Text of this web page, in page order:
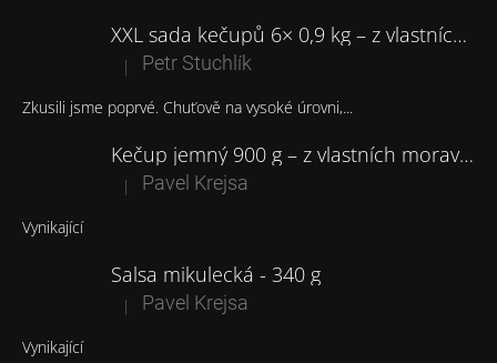
XXL sada kečupů 6× 0,9 kg – z vlastních moravských rajčat
Hodnocení produktu je 5 z 5 hvězdiček.
| Petr Stuchlík
Zkusili jsme poprvé. Chuťově na vysoké úrovni,...
Kečup jemný 900 g – z vlastních moravských rajčat
Hodnocení produktu je 5 z 5 hvězdiček.
| Pavel Krejsa
Vynikající
Salsa mikulecká - 340 g
Hodnocení produktu je 5 z 5 hvězdiček.
| Pavel Krejsa
Vynikající